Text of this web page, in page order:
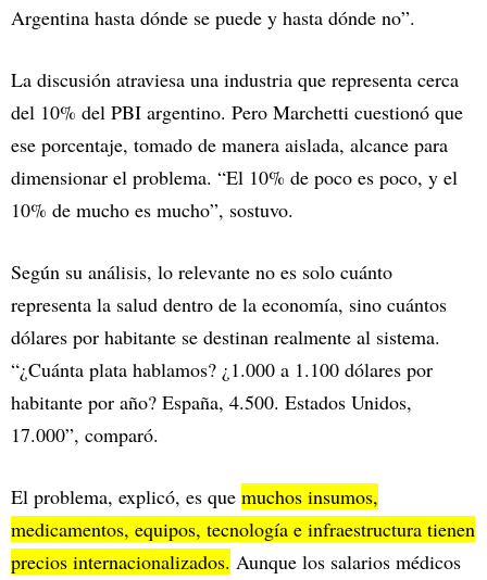
Argentina hasta dónde se puede y hasta dónde no”.
La discusión atraviesa una industria que representa cerca
del 10% del PBI argentino. Pero Marchetti cuestionó que
ese porcentaje, tomado de manera aislada, alcance para
dimensionar el problema. “El 10% de poco es poco, y el
10% de mucho es mucho”, sostuvo.
Según su análisis, lo relevante no es solo cuánto
representa la salud dentro de la economía, sino cuántos
dólares por habitante se destinan realmente al sistema.
“¿Cuánta plata hablamos? ¿1.000 a 1.100 dólares por
habitante por año? España, 4.500. Estados Unidos,
17.000”, comparó.
El problema, explicó, es que muchos insumos,
medicamentos, equipos, tecnología e infraestructura tienen
precios internacionalizados. Aunque los salarios médicos